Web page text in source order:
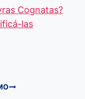
Cognatas?
las